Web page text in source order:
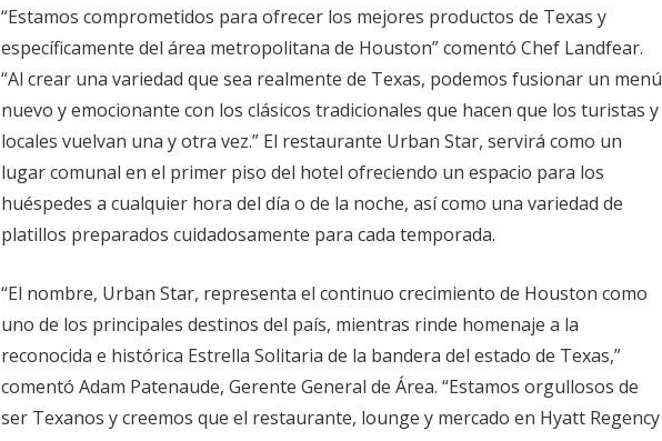
“Estamos comprometidos para ofrecer los mejores productos de Texas y
específicamente del área metropolitana de Houston” comentó Chef Landfear.
“Al crear una variedad que sea realmente de Texas, podemos fusionar un menú
nuevo y emocionante con los clásicos tradicionales que hacen que los turistas y
locales vuelvan una y otra vez.” El restaurante Urban Star, servirá como un
lugar comunal en el primer piso del hotel ofreciendo un espacio para los
huéspedes a cualquier hora del día o de la noche, así como una variedad de
platillos preparados cuidadosamente para cada temporada.
“El nombre, Urban Star, representa el continuo crecimiento de Houston como
uno de los principales destinos del país, mientras rinde homenaje a la
reconocida e histórica Estrella Solitaria de la bandera del estado de Texas,”
comentó Adam Patenaude, Gerente General de Área. “Estamos orgullosos de
ser Texanos y creemos que el restaurante, lounge y mercado en Hyatt Regency